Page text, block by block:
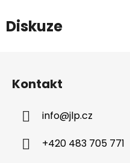
Diskuze
Kontakt
info@jlp.cz
+420 483 705 771